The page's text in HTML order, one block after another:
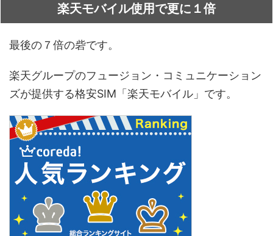
楽天モバイル使用で更に１倍
最後の７倍の砦です。
楽天グループのフュージョン・コミュニケーション
ズが提供する格安SIM「楽天モバイル」です。